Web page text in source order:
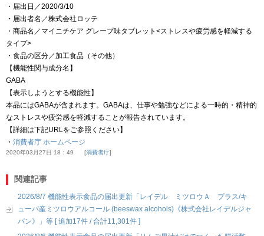
・届出日／2020/3/10
・届出者名／株式会社ロッテ
・商品名／マイニチケア グレープ味タブレット<ストレスや疲労感を軽減する
タイプ>
・食品の区分／加工食品（その他）
【機能性関与成分名】
GABA
【表示しようとする機能性】
本品にはGABAが含まれます。GABAは、仕事や勉強などによる一時的・精神的
なストレスや疲労感を軽減することが報告されています。
【詳細は下記URLをご参照ください】
・ 消費者庁 ホームページ
2020年03月27日 18：49 消費者庁
関連記事
2026/8/7 機能性表示食品の届出更新「レイデル ミツロウＡ プラス/キ
ューバ産ミツロウアルコール (beeswax alcohols)《株式会社レイデルジャ
パン》」等 [ 追加17件 / 合計11,301件 ]